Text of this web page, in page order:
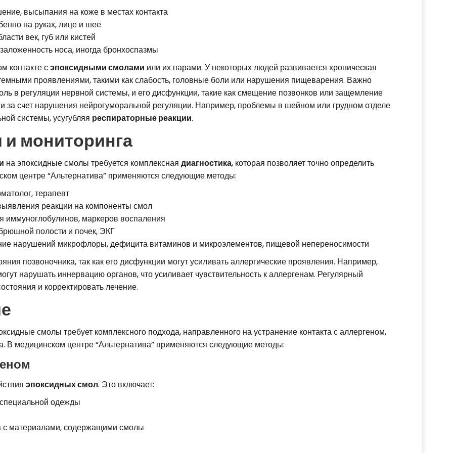
высыпания на коже в местах контакта
на руках, лице и шее
век, губ или кистей
носа, иногда бронхоспазмы
контакте сэпоксидными смолами или их парами. У некоторых людей развивается хроническая
проявлениями, такими как слабость, головные боли или нарушения пищеварения. Важно
в регуляции нервной системы, и его дисфункции, такие как смещение позвонков или защемление
за счет нарушения нейрогуморальной регуляции. Например, проблемы в шейном или грудном отделе
системы, усугубляя респираторные реакции.
мониторинга
на эпоксидные смолы требуется комплексная диагностика, которая позволяет точно определить
центре “Альтернатива” применяются следующие методы:
терапевт
реакции на компоненты смол
маркеров воспаления
полости и почек, ЭКГ
нарушений микрофлоры, дефицита витаминов и микроэлементов, пищевой непереносимости
позвоночника, так как его дисфункции могут усиливать аллергические проявления. Например,
нарушать иннервацию органов, что усиливает чувствительность к аллергенам. Регулярный
и корректировать лечение.
смолы требует комплексного подхода, направленного на устранение контакта с аллергеном,
В медицинском центре “Альтернатива” применяются следующие методы:
эпоксидных смол. Это включает:
одежды
с материалами, содержащими смолы